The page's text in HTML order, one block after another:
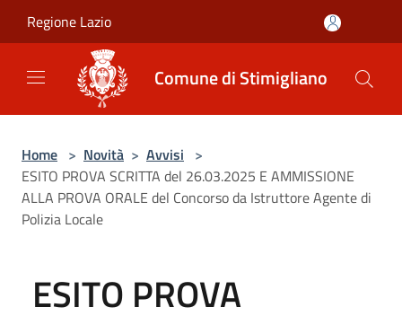
Regione Lazio
Comune di Stimigliano
Home > Novità > Avvisi >
ESITO PROVA SCRITTA del 26.03.2025 E AMMISSIONE
ALLA PROVA ORALE del Concorso da Istruttore Agente di
Polizia Locale
ESITO PROVA